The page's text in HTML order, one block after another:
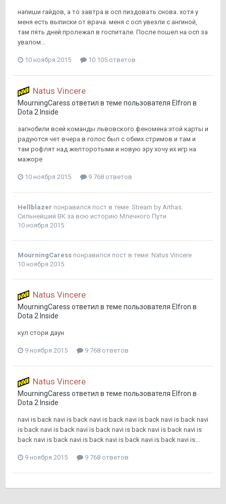
напиши гайдов, а то завтра в осп пиздовать снова. хотя у
меня есть выписки от врача. меня с осп увезли с ангиной,
там пять дней пролежал в госпитале. После пошел на осп за
увалом...
10 ноября 2015 10 105 ответов
Natus Vincere
MourningCaress ответил в теме пользователя Elfron в
Dota 2 Inside
загнобили всей команды львовского феномена этой карты и
радуются чет вчера в голос был с обеих стримов и там и
там рофлят над желторотыми и новую эру хочу их игр на
мажоре
10 ноября 2015 9 768 ответов
Hellblazer понравился пост в теме: Stream by Arthas.
Сильнейший ВК за всю историю Млечного Пути
10 ноября 2015
MourningCaress понравился пост в теме: Natus Vincere
10 ноября 2015
Natus Vincere
MourningCaress ответил в теме пользователя Elfron в
Dota 2 Inside
кул стори даун
9 ноября 2015 9 768 ответов
Natus Vincere
MourningCaress ответил в теме пользователя Elfron в
Dota 2 Inside
navi is back navi is back navi is back navi is back navi is back navi
is back navi is back navi is back navi is back navi is back navi is
back navi is back navi is back navi is back navi is back navi is...
9 ноября 2015 9 768 ответов